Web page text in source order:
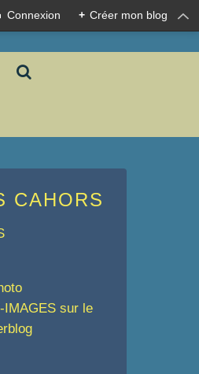
Connexion + Créer mon blog
CAHORS
IMAGESsur le